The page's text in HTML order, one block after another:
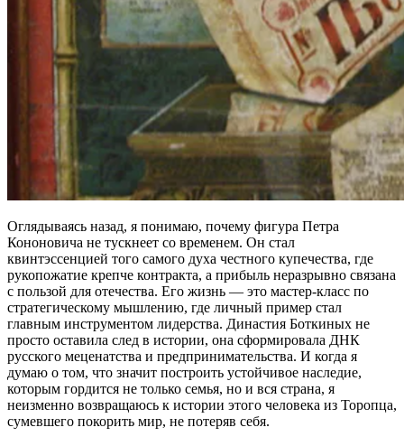
Оглядываясь назад, я понимаю, почему фигура Петра
Кононовича не тускнеет со временем. Он стал
квинтэссенцией того самого духа честного купечества, где
рукопожатие крепче контракта, а прибыль неразрывно связана
с пользой для отечества. Его жизнь — это мастер-класс по
стратегическому мышлению, где личный пример стал
главным инструментом лидерства. Династия Боткиных не
просто оставила след в истории, она сформировала ДНК
русского меценатства и предпринимательства. И когда я
думаю о том, что значит построить устойчивое наследие,
которым гордится не только семья, но и вся страна, я
неизменно возвращаюсь к истории этого человека из Торопца,
сумевшего покорить мир, не потеряв себя.